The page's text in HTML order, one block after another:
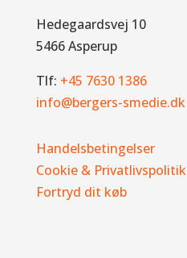
Hedegaardsvej 10
5466 Asperup
Tlf: +45 7630 1386
info@bergers-smedie.dk
Handelsbetingelser
Cookie & Privatlivspolitik
Fortryd dit køb